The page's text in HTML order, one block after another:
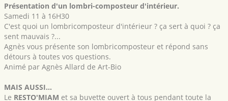
Présentation d'un lombri-composteur d'intérieur.
Samedi 11 à 16H30
C'est quoi un lombricomposteur d'intérieur ? ça sert à quoi ? ça
sent mauvais ?...
Agnès vous présente son lombricomposteur et répond sans
détours à toutes vos questions.
Animé par Agnès Allard de Art-Bio
MAIS AUSSI...
Le RESTO'MIAM et sa buvette ouvert à tous pendant toute la